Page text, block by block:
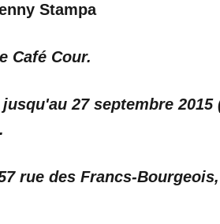
Stampa
Café Cour.
jusqu'au 27 septembre
rue des Francs-